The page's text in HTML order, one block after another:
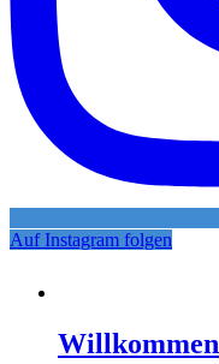
Auf Instagram folgen
Willkommen